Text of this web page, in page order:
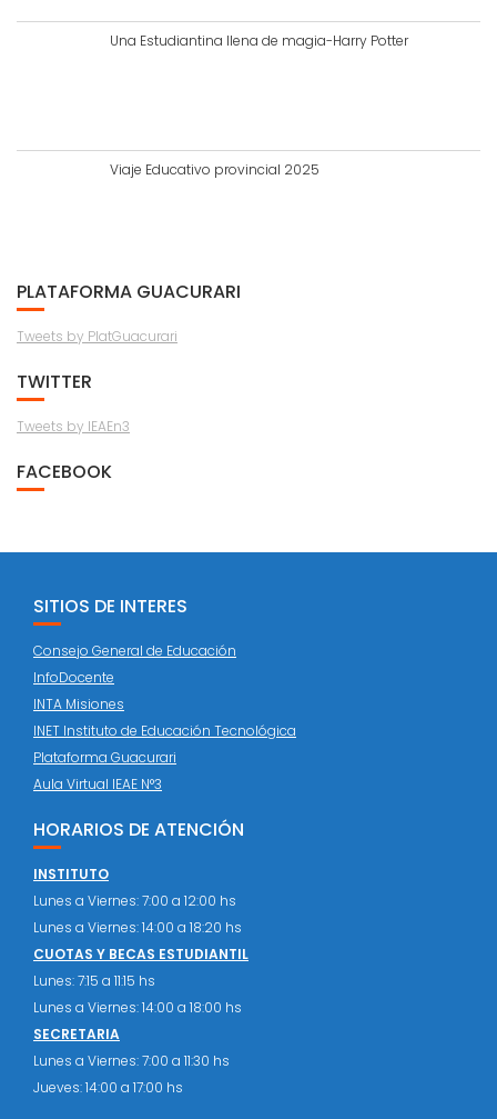
Una Estudiantina llena de magia-Harry Potter
Viaje Educativo provincial 2025
PLATAFORMA GUACURARI
Tweets by PlatGuacurari
TWITTER
Tweets by IEAEn3
FACEBOOK
SITIOS DE INTERES
Consejo General de Educación
InfoDocente
INTA Misiones
INET Instituto de Educación Tecnológica
Plataforma Guacurari
Aula Virtual IEAE N°3
HORARIOS DE ATENCIÓN
INSTITUTO
Lunes a Viernes: 7:00 a 12:00 hs
Lunes a Viernes: 14:00 a 18:20 hs
CUOTAS Y BECAS ESTUDIANTIL
Lunes: 7:15 a 11:15 hs
Lunes a Viernes: 14:00 a 18:00 hs
SECRETARIA
Lunes a Viernes: 7:00 a 11:30 hs
Jueves: 14:00 a 17:00 hs